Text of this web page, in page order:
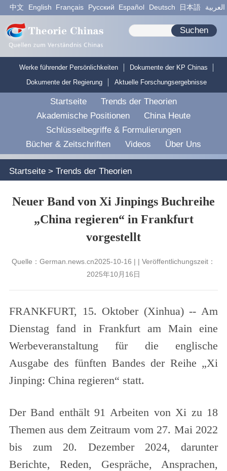
中文 English Français Pусский Español Deutsch 日本語 العربية
Suchen
Werke führender Persönlichkeiten
Dokumente der KP Chinas
Dokumente der Regierung
Aktuelle Forschungsergebnisse
Startseite
Trends der Theorien
Akademische Positionen
China Heute
Schlüsselbegriffe & Formulierungen
Bücher & Zeitschriften
Videos Über Uns
Startseite> Trends der Theorien
Neuer Band von Xi Jinpings Buchreihe
„China regieren“ in Frankfurt
vorgestellt
Quelle：German.news.cn2025-10-16 | | Veröffentlichungszeit：
2025年10月16日
FRANKFURT, 15. Oktober (Xinhua) -- Am
Dienstag fand in Frankfurt am Main eine
Werbeveranstaltung für die englische
Ausgabe des fünften Bandes der Reihe „Xi
Jinping: China regieren“ statt.
Der Band enthält 91 Arbeiten von Xi zu 18
Themen aus dem Zeitraum vom 27. Mai 2022
bis zum 20. Dezember 2024, darunter
Berichte, Reden, Gespräche, Ansprachen,